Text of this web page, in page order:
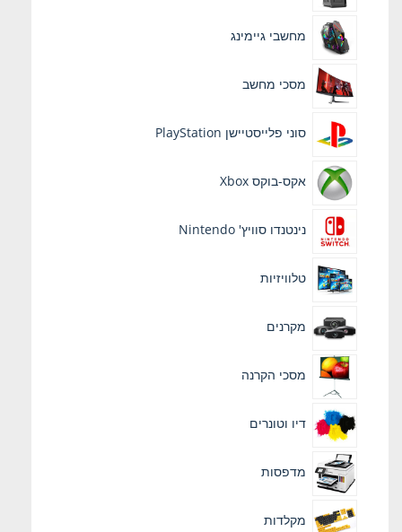
מחשבי גיימינג
מסכי מחשב
סוני פלייסטיישן PlayStation
אקס-בוקס Xbox
נינטנדו סוויץ' Nintendo
טלוויזיות
מקרנים
מסכי הקרנה
דיו וטונרים
מדפסות
מקלדות